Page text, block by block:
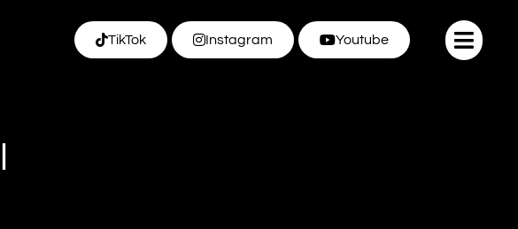
TikTok Instagram Youtube